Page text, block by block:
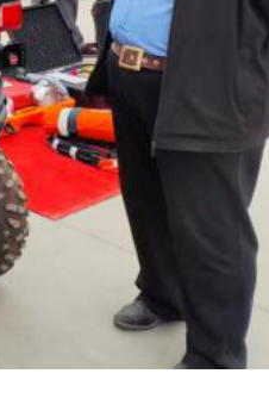
传与应急知识培训活动。针对
生产宣传手册，用通俗易懂的
技能，并邀请牧民群众进行实